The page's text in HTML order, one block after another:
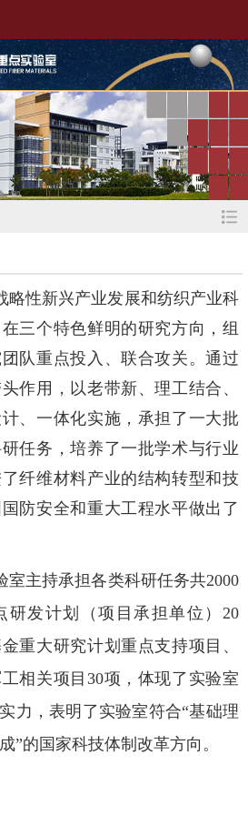
性新兴产业发展和纺织产业科
三个特色鲜明的研究方向，组
队重点投入、联合攻关。通过
作用，以老带新、理工结合、
、一体化实施，承担了一大批
任务，培养了一批学术与行业
纤维材料产业的结构转型和技
防安全和重大工程水平做出了
主持承担各类科研任务共2000
研发计划（项目承担单位）20
重大研究计划重点支持项目、
相关项目30项，体现了实验室
力，表明了实验室符合“基础理
”的国家科技体制改革方向。